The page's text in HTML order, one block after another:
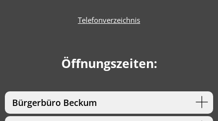
Telefonverzeichnis
Öffnungszeiten:
Bürgerbüro Beckum